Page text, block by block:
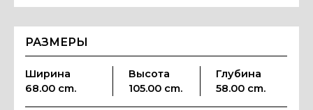
РАЗМЕРЫ
Ширина
68.00 cm.
Высота
105.00 cm.
Глубина
58.00 cm.